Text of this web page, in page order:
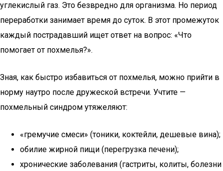
углекислый газ. Это безвредно для организма. Но период
переработки занимает время до суток. В этот промежуток
каждый пострадавший ищет ответ на вопрос: «Что
помогает от похмелья?».
Зная, как быстро избавиться от похмелья, можно прийти в
норму наутро после дружеской встречи. Учтите —
похмельный синдром утяжеляют:
«гремучие смеси» (тоники, коктейли, дешевые вина);
обилие жирной пищи (перегрузка печени);
хронические заболевания (гастриты, колиты, болезни